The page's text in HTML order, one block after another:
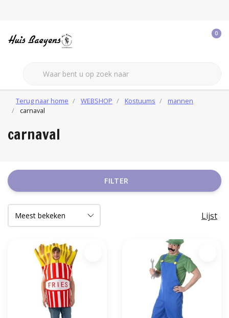
0
Terug naar home WEBSHOP Kostuums
mannen
carnaval
carnaval
FILTER
Lijst